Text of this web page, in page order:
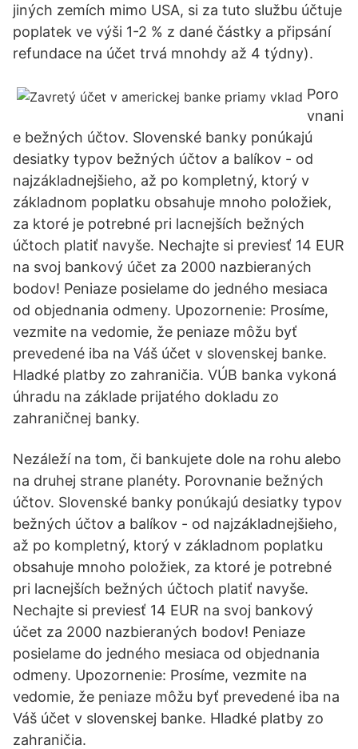
jiných zemích mimo USA, si za tuto službu účtuje
poplatek ve výši 1-2 % z dané částky a připsání
refundace na účet trvá mnohdy až 4 týdny).
Poro
vnani
e bežných účtov. Slovenské banky ponúkajú
desiatky typov bežných účtov a balíkov - od
najzákladnejšieho, až po kompletný, ktorý v
základnom poplatku obsahuje mnoho položiek,
za ktoré je potrebné pri lacnejších bežných
účtoch platiť navyše. Nechajte si previesť 14 EUR
na svoj bankový účet za 2000 nazbieraných
bodov! Peniaze posielame do jedného mesiaca
od objednania odmeny. Upozornenie: Prosíme,
vezmite na vedomie, že peniaze môžu byť
prevedené iba na Váš účet v slovenskej banke.
Hladké platby zo zahraničia. VÚB banka vykoná
úhradu na základe prijatého dokladu zo
zahraničnej banky.
Nezáleží na tom, či bankujete dole na rohu alebo
na druhej strane planéty. Porovnanie bežných
účtov. Slovenské banky ponúkajú desiatky typov
bežných účtov a balíkov - od najzákladnejšieho,
až po kompletný, ktorý v základnom poplatku
obsahuje mnoho položiek, za ktoré je potrebné
pri lacnejších bežných účtoch platiť navyše.
Nechajte si previesť 14 EUR na svoj bankový
účet za 2000 nazbieraných bodov! Peniaze
posielame do jedného mesiaca od objednania
odmeny. Upozornenie: Prosíme, vezmite na
vedomie, že peniaze môžu byť prevedené iba na
Váš účet v slovenskej banke. Hladké platby zo
zahraničia.